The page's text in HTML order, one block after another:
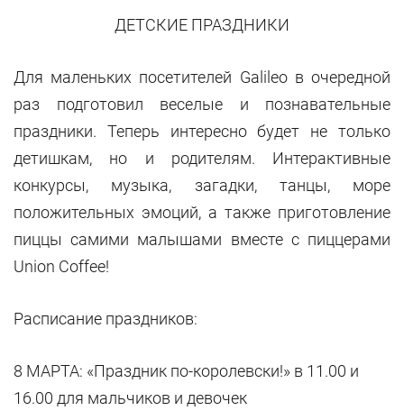
ДЕТСКИЕ ПРАЗДНИКИ
Для маленьких посетителей Galileo в очередной
раз подготовил веселые и познавательные
праздники. Теперь интересно будет не только
детишкам, но и родителям. Интерактивные
конкурсы, музыка, загадки, танцы, море
положительных эмоций, а также приготовление
пиццы самими малышами вместе с пиццерами
Union Coffee!
Расписание праздников:
8 МАРТА: «Праздник по-королевски!» в 11.00 и
16.00 для мальчиков и девочек